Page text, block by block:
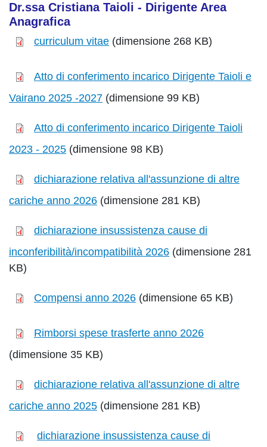
Dr.ssa Cristiana Taioli - Dirigente Area
Anagrafica
curriculum vitae (dimensione 268 KB)
Atto di conferimento incarico Dirigente Taioli e
Vairano 2025 -2027 (dimensione 99 KB)
Atto di conferimento incarico Dirigente Taioli
2023 - 2025 (dimensione 98 KB)
dichiarazione relativa all'assunzione di altre
cariche anno 2026 (dimensione 281 KB)
dichiarazione insussistenza cause di
inconferibilità/incompatibilità 2026 (dimensione 281
KB)
Compensi anno 2026 (dimensione 65 KB)
Rimborsi spese trasferte anno 2026
(dimensione 35 KB)
dichiarazione relativa all'assunzione di altre
cariche anno 2025 (dimensione 281 KB)
dichiarazione insussistenza cause di